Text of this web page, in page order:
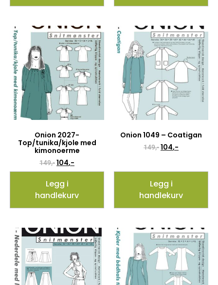
Onion 2027-
Top/tunika/kjole med
kimonoerme
149,-104,-
Legg i
handlekurv
Onion 1049 – Coatigan
149,-104,-
Legg i
handlekurv